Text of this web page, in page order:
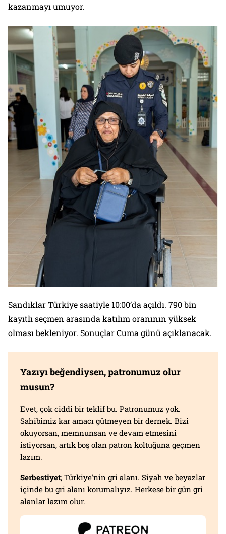
kazanmayı umuyor.
Sandıklar Türkiye saatiyle 10:00’da açıldı. 790 bin
kayıtlı seçmen arasında katılım oranının yüksek
olması bekleniyor. Sonuçlar Cuma günü açıklanacak.
Yazıyı beğendiysen, patronumuz olur
musun?
Evet, çok ciddi bir teklif bu. Patronumuz yok.
Sahibimiz kar amacı gütmeyen bir dernek. Bizi
okuyorsan, memnunsan ve devam etmesini
istiyorsan, artık boş olan patron koltuğuna geçmen
lazım.
Serbestiyet; Türkiye'nin gri alanı. Siyah ve beyazlar
içinde bu gri alanı korumalıyız. Herkese bir gün gri
alanlar lazım olur.